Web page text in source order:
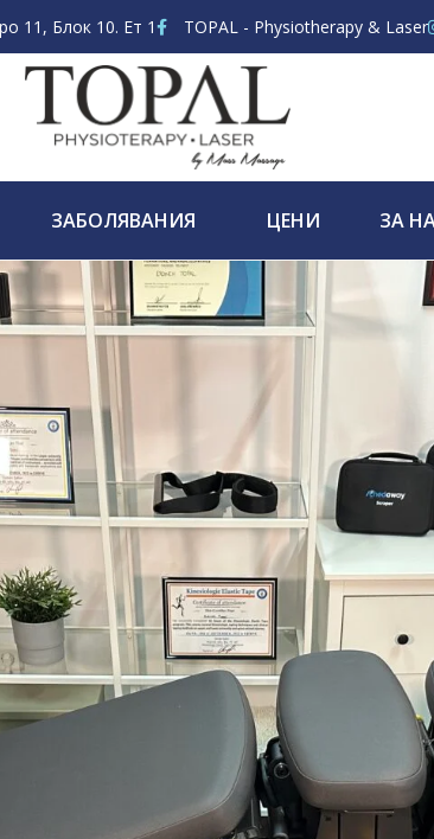
11, Блок 10. Ет 1 TOPAL - Physiotherapy & Laser
ЗАБОЛЯВАНИЯ ЦЕНИ ЗА